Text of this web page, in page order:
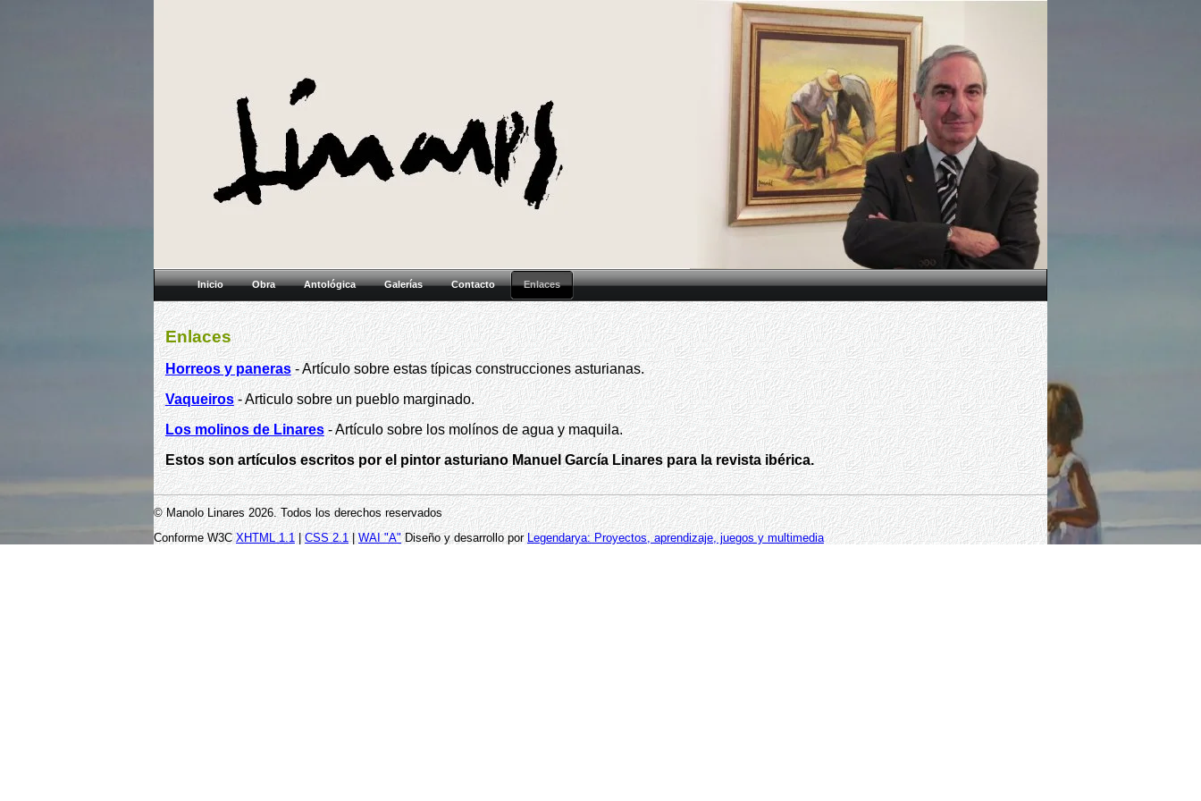
Inicio Obra Antológica Galerías Contacto Enlaces
Enlaces
Horreos y paneras - Artículo sobre estas típicas construcciones asturianas.
Vaqueiros - Articulo sobre un pueblo marginado.
Los molinos de Linares - Artículo sobre los molínos de agua y maquila.
Estos son artículos escritos por el pintor asturiano Manuel García Linares para la revista ibérica.
© Manolo Linares 2026. Todos los derechos reservados
Conforme W3CXHTML 1.1 |CSS 2.1|WAI "A"Diseño y desarrollo porLegendarya: Proyectos, aprendizaje, juegos y multimedia